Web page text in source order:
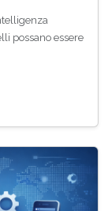
possano essere